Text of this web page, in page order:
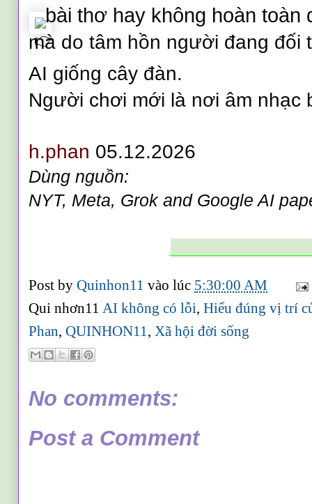
bài thơ hay không hoàn toàn
mà do tâm hồn người đang đối
AI giống cây đàn.
Người chơi mới là nơi âm nhạc
h.phan 05.12.2026
Dùng nguồn:
NYT, Meta, Grok and Google AI
Post byQuinhon11vào lúc 5:30:00 AM
Qui nhơn11AI không có lỗi,Hiểu đúng vị trí
Phan,QUINHON11,Xã hội đời sống
No comments:
Post a Comment